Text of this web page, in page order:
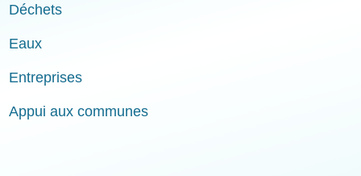
Déchets
Eaux
Entreprises
Appui aux communes